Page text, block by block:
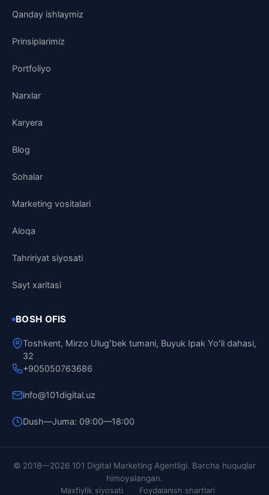
Qanday ishlaymiz
Prinsiplarimiz
Portfoliyo
Narxlar
Karyera
Blog
Sohalar
Marketing vositalari
Aloqa
Tahririyat siyosati
Sayt xaritasi
BOSH OFIS
Toshkent, Mirzo Ulugʻbek tumani, Buyuk Ipak Yoʻli dahasi,
32
+905050763686
info@101digital.uz
Dush—Juma: 09:00—18:00
© 2018—2026 101 Digital Marketing Agentligi. Barcha huquqlar
himoyalangan.
Maxfiylik siyosati Foydalanish shartlari
Online